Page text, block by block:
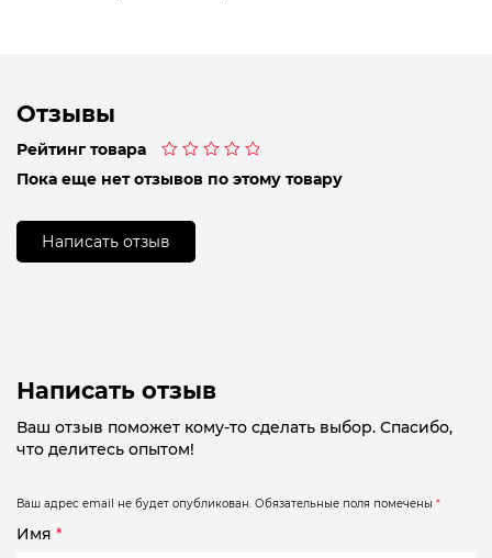
Отзывы
Рейтинг товара
0
Пока еще нет отзывов по этому товару
Написать отзыв
Написать отзыв
Ваш отзыв поможет кому-то сделать выбор. Спасибо,
что делитесь опытом!
Ваш адрес email не будет опубликован. Обязательные поля помечены *
Имя *